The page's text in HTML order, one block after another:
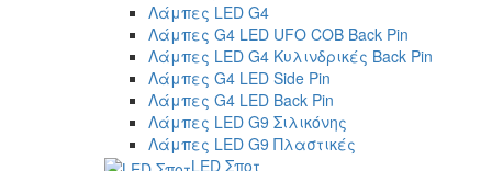
Λάμπες LED G4
Λάμπες G4 LED UFO COB Back Pin
Λάμπες LED G4 Κυλινδρικές Back Pin
Λάμπες G4 LED Side Pin
Λάμπες G4 LED Back Pin
Λάμπες LED G9 Σιλικόνης
Λάμπες LED G9 Πλαστικές
LED Σποτ